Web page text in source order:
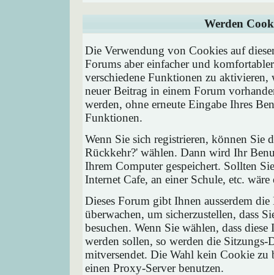
Werden
Die Verwendung von Cookies auf
Forums aber einfacher und
verschiedene Funktionen zu
neuer Beitrag in einem Forum
werden, ohne erneute Eingabe Ihres
Funktionen.
Wenn Sie sich registrieren, können Sie
Rückkehr?' wählen. Dann wird Ihr
Ihrem Computer gespeichert. Sollten
Internet Cafe, an einer Schule, etc.
Dieses Forum gibt Ihnen ausserdem
überwachen, um sicherzustellen, dass
besuchen. Wenn Sie wählen, dass
werden sollen, so werden die
mitversendet. Die Wahl kein Cookie zu
einen Proxy-Server benutzen.